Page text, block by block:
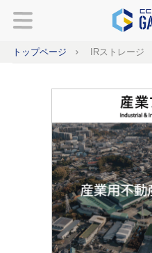
トップページ IRストレージ